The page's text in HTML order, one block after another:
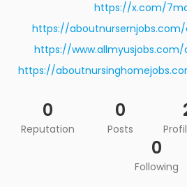
https://x.com/
https://
https://
https://
0
Reputation
0
Posts
0
Following